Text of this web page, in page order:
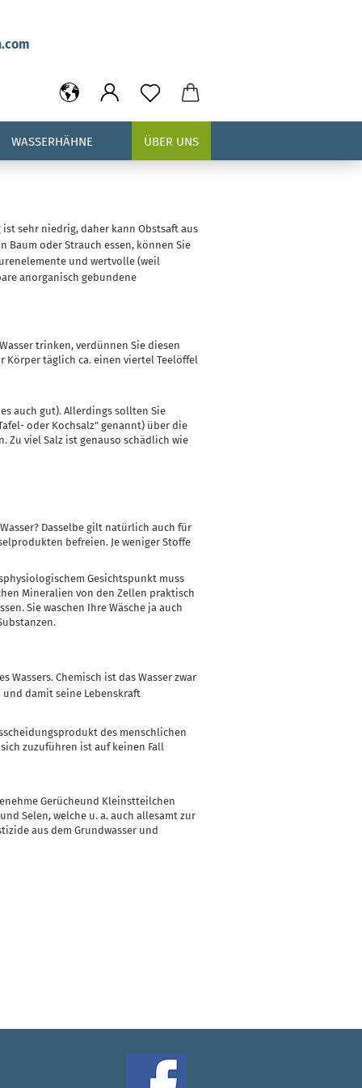
WASSERHÄHNE ÜBER UNS
sehr niedrig, daher kann Obstsaft aus
Baum oder Strauch essen, können Sie
und wertvolle (weil
anorganisch gebundene
trinken, verdünnen Sie diesen
Körper täglich ca. einen viertel Teelöffel
auch gut). Allerdings sollten Sie
oder Kochsalz" genannt) über die
Zu viel Salz ist genauso schädlich wie
Dasselbe gilt natürlich auch für
befreien. Je weniger Stoffe
Gesichtspunkt muss
Mineralien von den Zellen praktisch
Sie waschen Ihre Wäsche ja auch
Chemisch ist das Wasser zwar
damit seine Lebenskraft
des menschlichen
zuzuführen ist auf keinen Fall
Gerücheund Kleinstteilchen
Selen, welche u. a. auch allesamt zur
aus dem Grundwasser und